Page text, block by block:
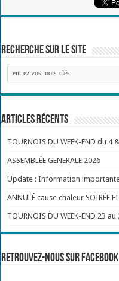
Recherche sur le site
Articles récents
TOURNOIS DU WEEK-END du 4
ASSEMBLÉE GENERALE 2026
Update : Information
ANNULÉ cause chaleur SOIRÉE
TOURNOIS DU WEEK-END 23
Retrouvez-nous sur Facebook